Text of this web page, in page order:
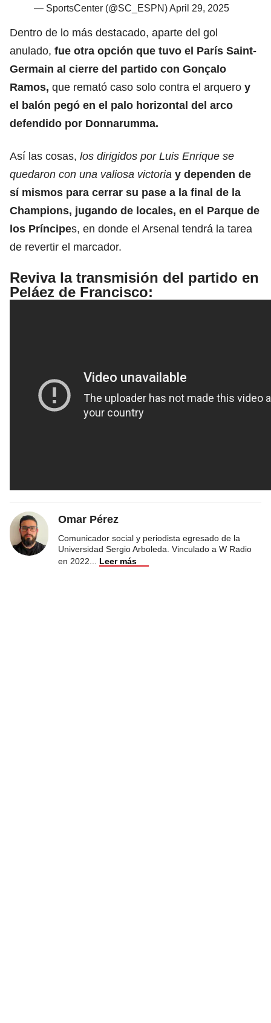
— SportsCenter (@SC_ESPN)April 29, 2025
Dentro de lo más destacado, aparte del gol
anulado, fue otra opción que tuvo el París Saint-
Germain al cierre del partido con Gonçalo
Ramos, que remató caso solo contra el arquero y
el balón pegó en el palo horizontal del arco
defendido por Donnarumma.
Así las cosas, los dirigidos por Luis Enrique se
quedaron con una valiosa victoria y dependen de
sí mismos para cerrar su pase a la final de la
Champions, jugando de locales, en el Parque de
los Príncipes, en donde el Arsenal tendrá la tarea
de revertir el marcador.
Reviva la transmisión del partido en
Peláez de Francisco:
Omar Pérez
Comunicador social y periodista egresado de la
Universidad Sergio Arboleda. Vinculado a W Radio
en 2022
Leer más